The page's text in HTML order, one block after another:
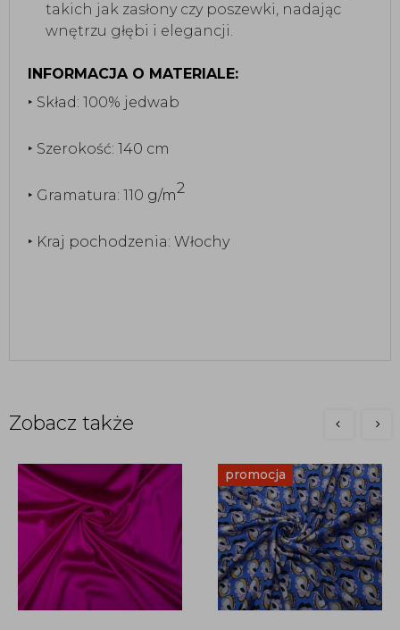
takich jak zasłony czy poszewki, nadając
wnętrzu głębi i elegancji.
INFORMACJA O MATERIALE:
‣ Skład: 100% jedwab
‣ Szerokość: 140 cm
‣ Gramatura: 110 g/m2
‣ Kraj pochodzenia: Włochy
Zobacz także
promocja